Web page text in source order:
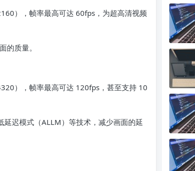
），帧率最高可达 60fps，为超高清视频
质量。
），帧率最高可达 120fps，甚至支持 10
迟模式（ALLM）等技术，减少画面的延